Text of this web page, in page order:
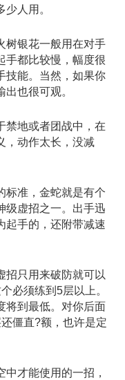
人用。
银花一般用在对手
手都比较慢，幅度很
技能。当然，如果你
也很可观。
地或者团战中，在
，动作太长，没减
准，金蛇就是有个
级虚招之一。出手迅
起手的，还附带减速
只用来破防就可以
必须练到5层以上。
将到最低。对你后面
僵直?额，也许是定
才能使用的一招，